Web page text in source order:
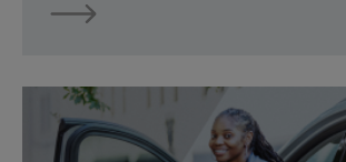
Troubles musculo-squelettiques :